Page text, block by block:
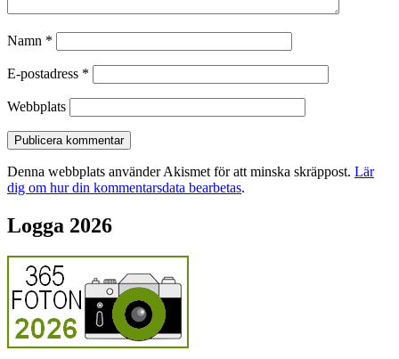
Namn *
E-postadress *
Webbplats
Denna webbplats använder Akismet för att minska skräppost. Lär
dig om hur din kommentarsdata bearbetas.
Logga 2026